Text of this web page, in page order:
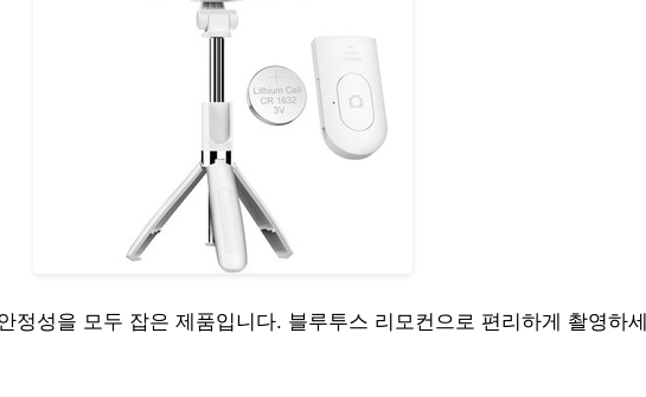
정성을 모두 잡은 제품입니다. 블루투스 리모컨으로 편리하게 촬영하세